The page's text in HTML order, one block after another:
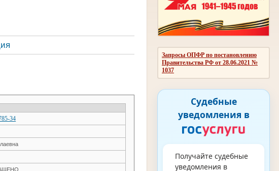
Запросы ОПФР по постановлению
Правительства РФ от 28.06.2021 №
1037
Судебные
уведомления в
Получайте судебные
уведомления в
34